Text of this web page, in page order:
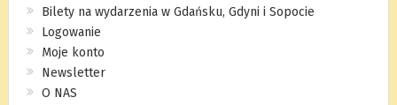
Bilety na wydarzenia w Gdańsku, Gdyni i Sopocie
Logowanie
Moje konto
Newsletter
O NAS